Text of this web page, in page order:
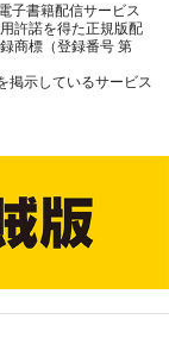
子書籍配信サービス
許諾を得た正規版配
商標（登録番号 第
掲示しているサービス